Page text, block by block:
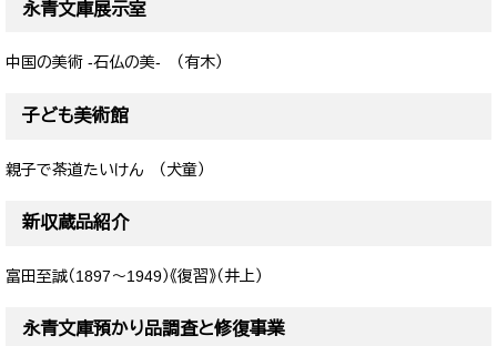
永青文庫展示室
中国の美術 -石仏の美- （有木）
子ども美術館
親子で茶道たいけん （犬童）
新収蔵品紹介
富田至誠（1897～1949）《復習》（井上）
永青文庫預かり品調査と修復事業